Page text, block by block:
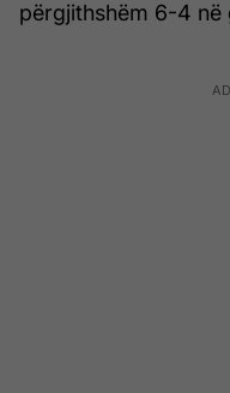
përgjithshëm 6-4 në